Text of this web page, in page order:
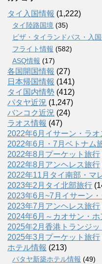
タイ入国情報 (1,222)
タイ陸路国境 (35)
ビザ・タイランドパス・入
フライト情報 (582)
ASQ情報 (17)
各国開国情報 (27)
日本帰国情報 (141)
タイ国内情勢 (412)
パタヤ近況 (1,247)
バンコク近況 (24)
ラオス情報 (47)
2022年6月イサーン・ラオ
2022年6月・7月ベトナム
2022年8月プーケット旅行
2022年8月アンヘレス旅行
2022年11月タイ南部・マ
2023年2月タイ北部旅行
2023年6月~7月イサーン
2023年7月アンヘレス旅行
2024年6月～カオサン・
2025年2月香港トランジッ
2025年3月プーケット旅行
ホテル情報 (213)
パタヤ新築ホテル情報 (49)